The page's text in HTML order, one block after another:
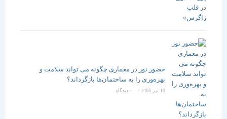
حضور نور در معماری چگونه می تواند سلامت و
بهره‌وری را به ساختمان‌ها بازگرداند؟
/ ۰ دیدگاه